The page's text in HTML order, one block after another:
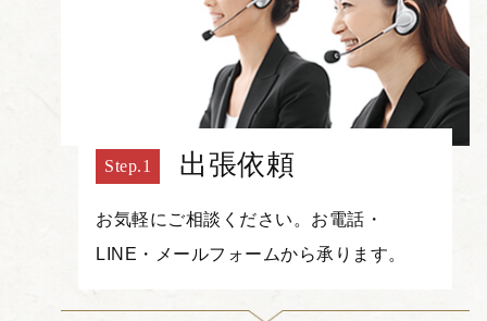
出張依頼
お気軽にご相談ください。お電話・
LINE・メールフォームから承ります。